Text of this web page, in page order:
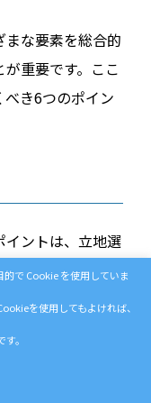
な要素を総合的
重要です。ここ
き6つのポイン
イントは、立地選
を最大限に活か
す。
駅に近い山手線
エリアが人気で
で Cookie を使用していま
を使用してもよければ、
。